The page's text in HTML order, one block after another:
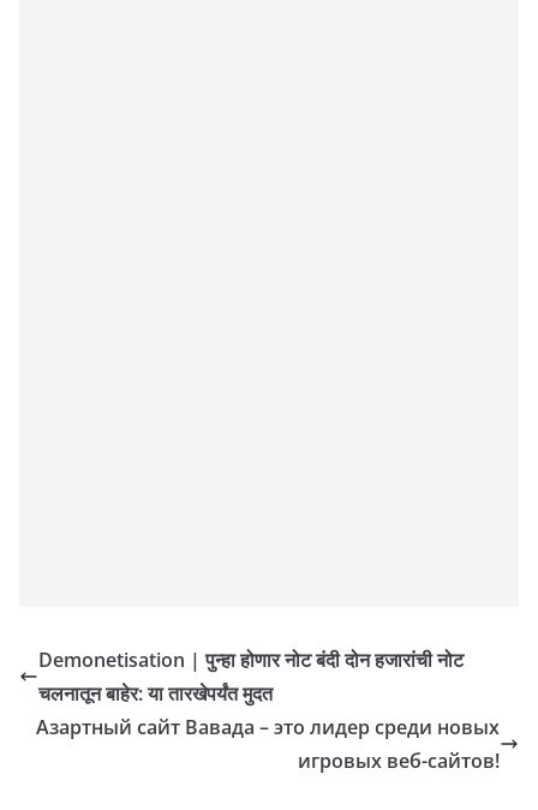
Demonetisation | पुन्हा होणार नोट बंदी दोन हजारांची नोट
चलनातून बाहेर: या तारखेपर्यंत मुदत
Азартный сайт Вавада – это лидер среди новых
игровых веб-сайтов!